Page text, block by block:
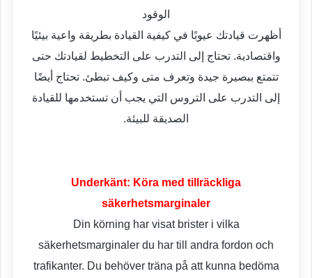
الوقود
أظهرت قيادتك عيوبًا في كيفية القيادة بطريقة واعية بيئيًا
واقتصادية. تحتاج إلى التدرب على التخطيط لقيادتك حتى
تتمتع ببصيرة جيدة وتعرف متى وكيف تبطئ. تحتاج أيضًا
إلى التدرب على التروس التي يجب أن تستخدمها للقيادة
الصديقة للبيئة.
Underkänt: Köra med tillräckliga
säkerhetsmarginaler
Din körning har visat brister i vilka
säkerhetsmarginaler du har till andra fordon och
trafikanter. Du behöver träna på att kunna bedöma